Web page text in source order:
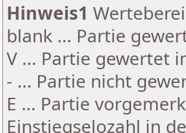
Hinweis1
blank ... Partie
V ... Partie gewertet
- ... Partie nicht
E ... Partie
Einstiegselozahl in